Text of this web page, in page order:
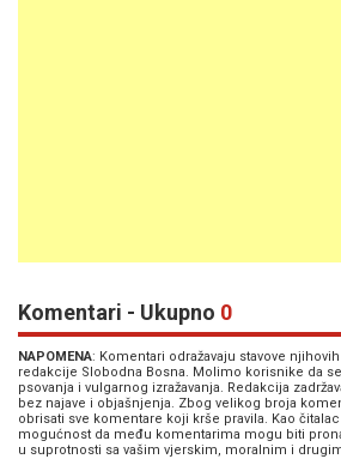
Komentari - Ukupno 0
NAPOMENA: Komentari odražavaju stavove
redakcije Slobodna Bosna. Molimo korisnike da
psovanja i vulgarnog izražavanja. Redakcija
bez najave i objašnjenja. Zbog velikog broja
obrisati sve komentare koji krše pravila. Kao
mogućnost da među komentarima mogu biti
u suprotnosti sa vašim vjerskim, moralnim i